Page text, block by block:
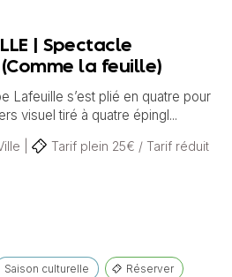
| Spectacle
la feuille)
Lafeuille s’est plié en quatre pour
visuel tiré à quatre épingl...
|
Tarif plein 25€ / Tarif réduit
Saison culturelle Réserver